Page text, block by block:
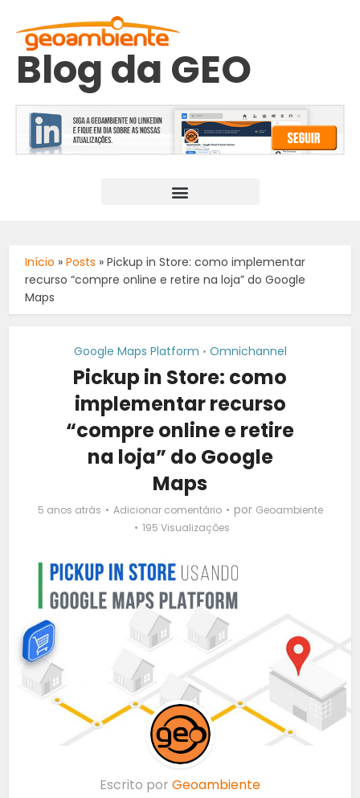
Blog da GEO
Início »Posts »Pickup in Store: como implementar
recurso “compre online e retire na loja” do Google
Maps
Google Maps Platform • Omnichannel
Pickup in Store: como
implementar recurso
“compre online e retire
na loja” do Google
Maps
5 anos atrás Adicionar comentário por Geoambiente
195 Visualizações
Escrito por Geoambiente